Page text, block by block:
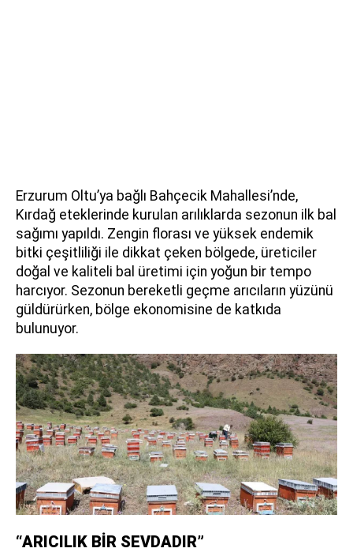
Erzurum Oltu’ya bağlı Bahçecik Mahallesi’nde,
Kırdağ eteklerinde kurulan arılıklarda sezonun ilk bal
sağımı yapıldı. Zengin florası ve yüksek endemik
bitki çeşitliliği ile dikkat çeken bölgede, üreticiler
doğal ve kaliteli bal üretimi için yoğun bir tempo
harcıyor. Sezonun bereketli geçme arıcıların yüzünü
güldürürken, bölge ekonomisine de katkıda
bulunuyor.
“ARICILIK BİR SEVDADIR”